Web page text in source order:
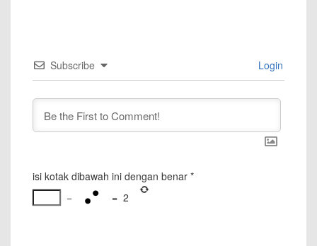
Subscribe Login
isi kotak dibawah ini dengan benar *
−
= 2